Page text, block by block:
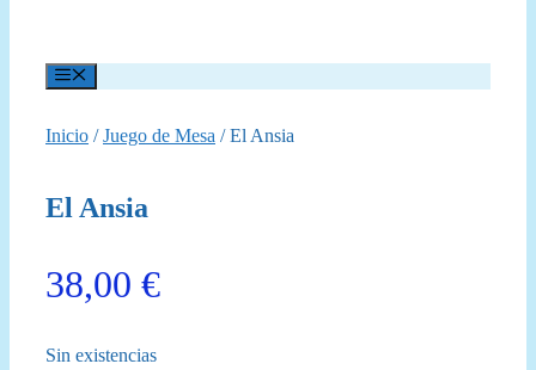
Menú
Inicio /Juego de Mesa / El Ansia
El Ansia
38,00 €
Sin existencias